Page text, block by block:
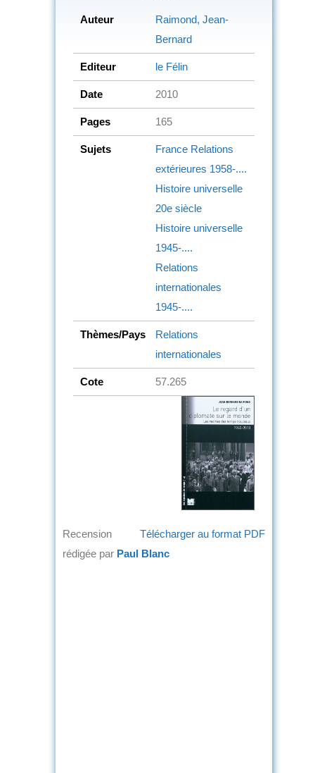
Auteur
Raimond, Jean-
Bernard
Editeur le Félin
Date 2010
Pages 165
Sujets France Relations
extérieures 1958-....
Histoire universelle
20e siècle
Histoire universelle
1945-....
Relations
internationales
1945-....
Thèmes/Pays
Relations
internationales
Cote 57.265
Télécharger au format PDF
Recension
rédigée par Paul Blanc